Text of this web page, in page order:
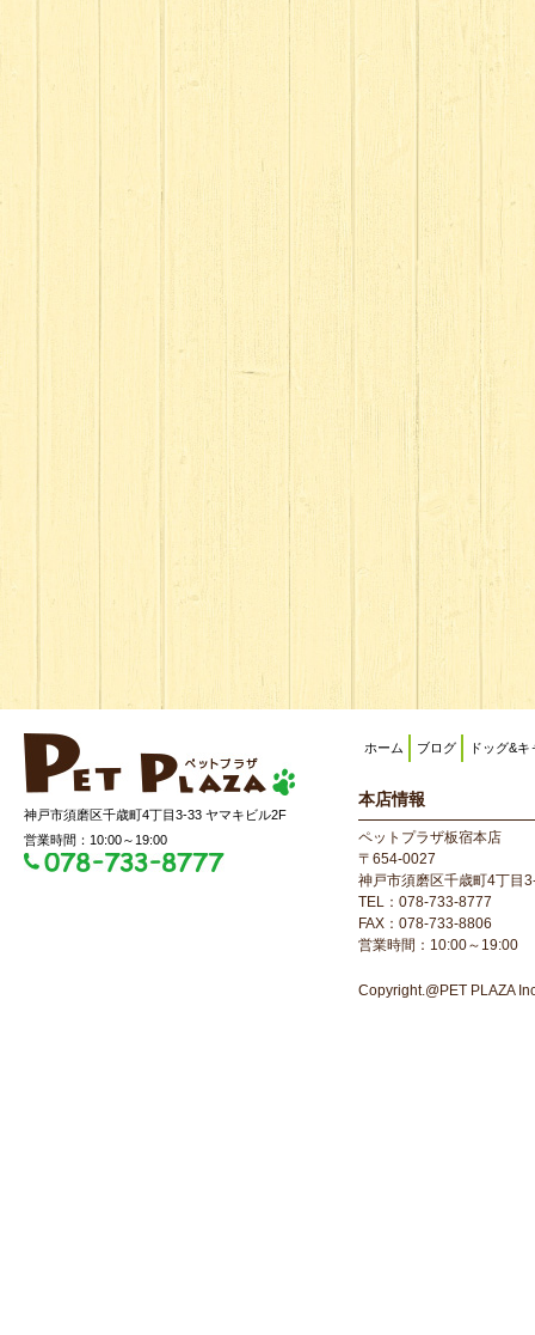
神戸市須磨区千歳町4丁目3-33 ヤマキビル2F
営業時間：10:00～19:00
ホーム ブログ ドッグ&キ
本店情報
ペットプラザ板宿本店
〒654-0027
神戸市須磨区千歳町4丁目
TEL：078-733-8777
FAX：078-733-8806
営業時間：10:00～19:00
Copyright.@PET PLAZA